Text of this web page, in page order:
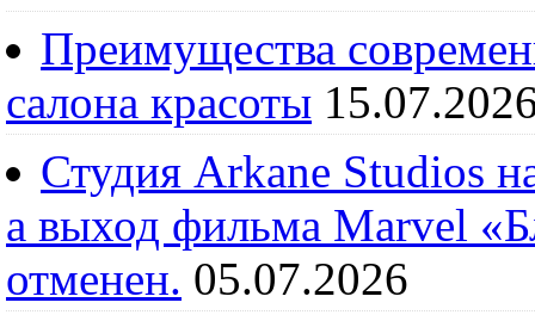
Преимущества
салона красоты
Студия Arkane Studios
а выход фильма Marvel
отменен. 05.07.2026